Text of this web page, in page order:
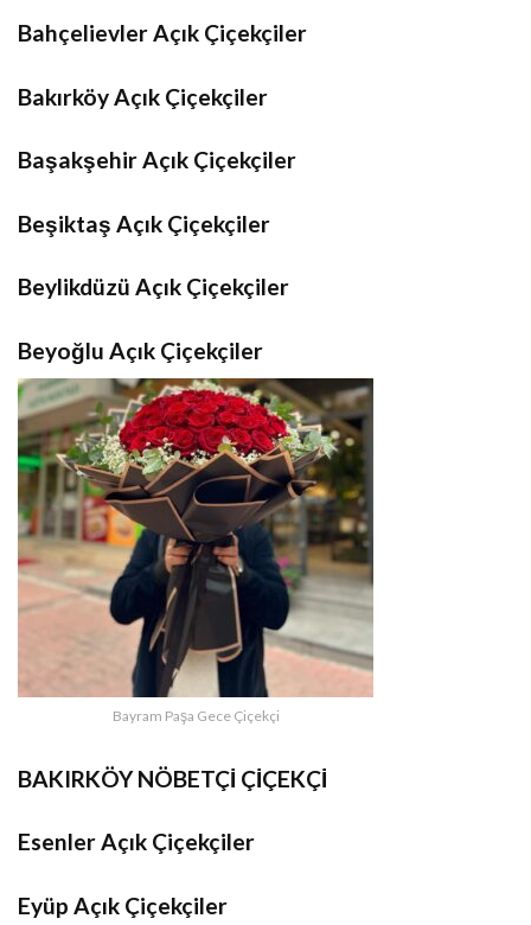
Bahçelievler Açık Çiçekçiler
Bakırköy Açık Çiçekçiler
Başakşehir Açık Çiçekçiler
Beşiktaş Açık Çiçekçiler
Beylikdüzü Açık Çiçekçiler
Beyoğlu Açık Çiçekçiler
Bayram Paşa Gece Çiçekçi
BAKIRKÖY NÖBETÇİ ÇİÇEKÇİ
Esenler Açık Çiçekçiler
Eyüp Açık Çiçekçiler